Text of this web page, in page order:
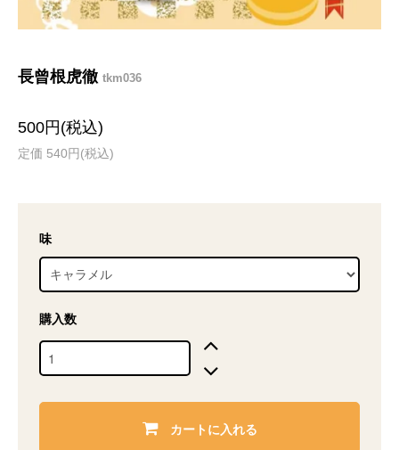
長曾根虎徹 tkm036
500円(税込)
定価 540円(税込)
味
購入数
カートに入れる